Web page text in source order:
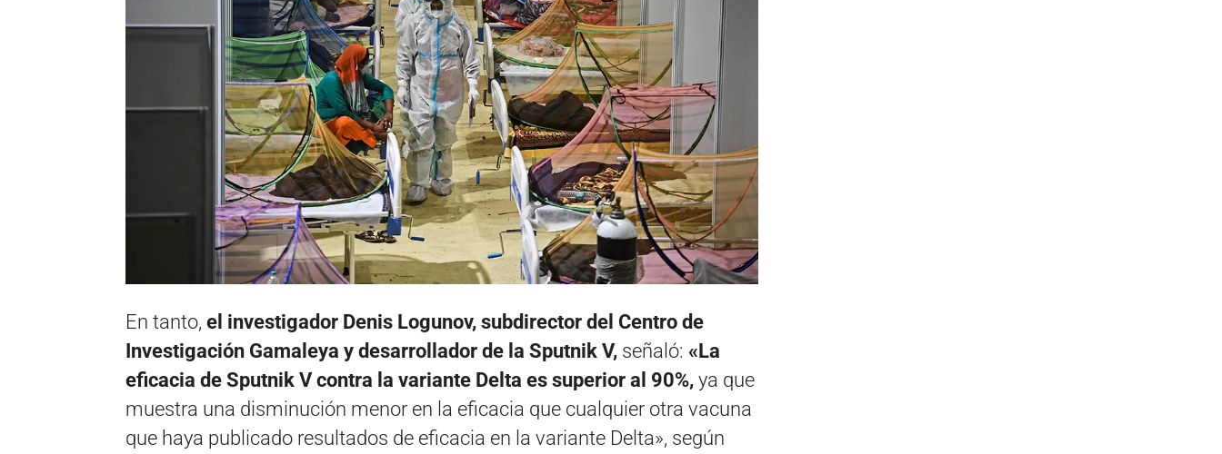
En tanto, el investigador Denis Logunov, subdirector del Centro de
Investigación Gamaleya y desarrollador de la Sputnik V, señaló: «La
eficacia de Sputnik V contra la variante Delta es superior al 90%, ya que
muestra una disminución menor en la eficacia que cualquier otra vacuna
que haya publicado resultados de eficacia en la variante Delta», según